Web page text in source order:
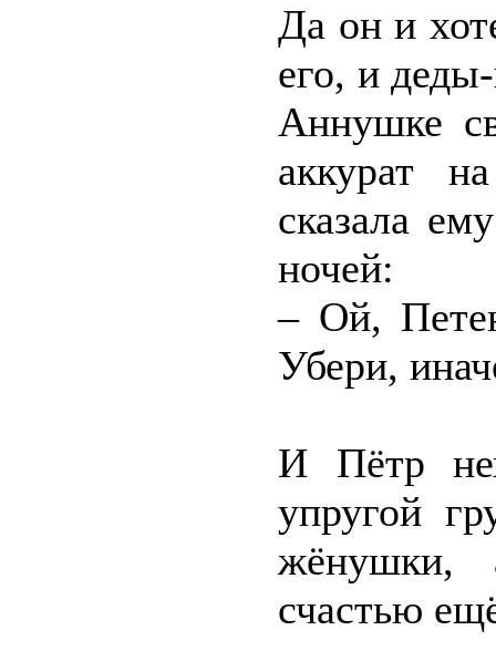
Да он и
его, и
Аннушке
аккурат
сказала
ночей:
– Ой,
Убери,
И Пётр
упругой
жёнушки,
счастью